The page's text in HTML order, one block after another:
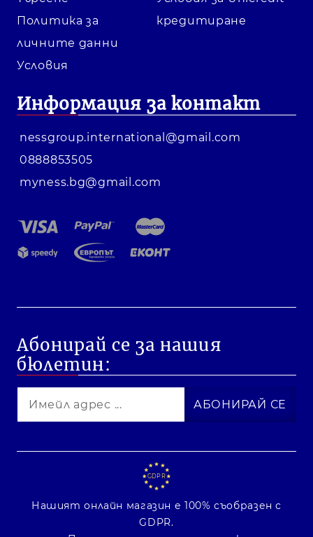
Политика за
личните данни
Условия
кредитиране
Информация за контакт
nessgroup.international@gmail.com
0888853505
myness.bg@gmail.com
Абонирай се за нашия
бюлетин:
GDPR
Нашият онлайн магазин е 100% съобразен с
GDPR.